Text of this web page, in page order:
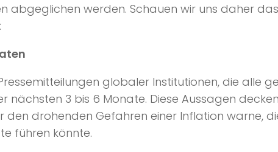
abgeglichen werden. Schauen wir uns daher
globaler Institutionen, die alle
3 bis 6 Monate. Diese Aussagen
den drohenden Gefahren einer Inflation warne,
führen könnte.